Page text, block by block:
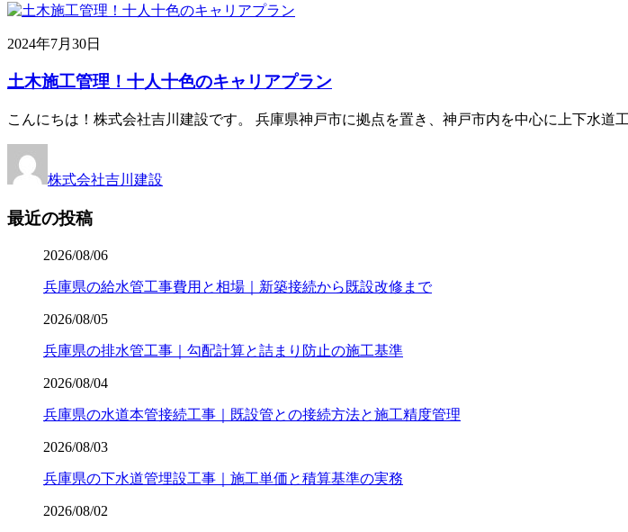
2024年7月30日
土木施工管理！十人十色のキャリアプラン
こんにちは！株式会社吉川建設です。 兵庫県神戸市に拠点を置き、神戸市内を中心に上下水
株式会社吉川建設
最近の投稿
2026/08/06
兵庫県の給水管工事費用と相場｜新築接続から既設改修まで
2026/08/05
兵庫県の排水管工事｜勾配計算と詰まり防止の施工基準
2026/08/04
兵庫県の水道本管接続工事｜既設管との接続方法と施工精度管理
2026/08/03
兵庫県の下水道管埋設工事｜施工単価と積算基準の実務
2026/08/02